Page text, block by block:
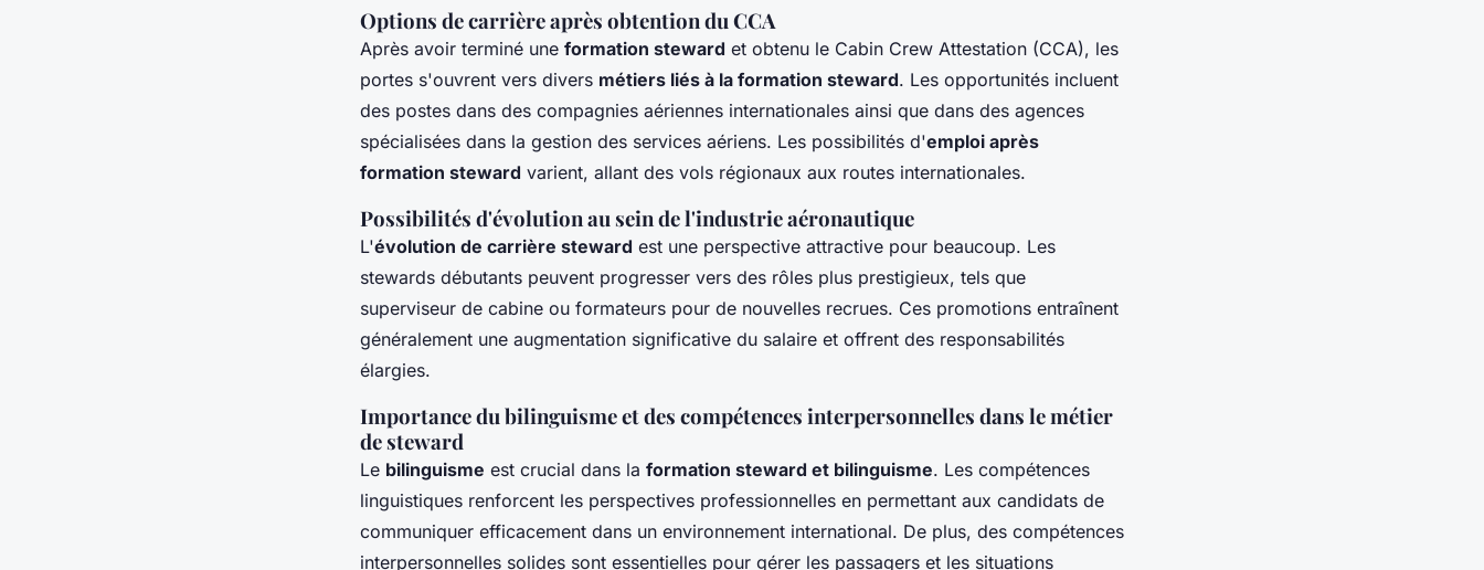
Options de carrière après obtention du CCA
Après avoir terminé une formation steward et obtenu le Cabin Crew Attestation (CCA), les
portes s'ouvrent vers divers métiers liés à la formation steward. Les opportunités incluent
des postes dans des compagnies aériennes internationales ainsi que dans des agences
spécialisées dans la gestion des services aériens. Les possibilités d'emploi après
formation steward varient, allant des vols régionaux aux routes internationales.
Possibilités d'évolution au sein de l'industrie aéronautique
L'évolution de carrière steward est une perspective attractive pour beaucoup. Les
stewards débutants peuvent progresser vers des rôles plus prestigieux, tels que
superviseur de cabine ou formateurs pour de nouvelles recrues. Ces promotions entraînent
généralement une augmentation significative du salaire et offrent des responsabilités
élargies.
Importance du bilinguisme et des compétences interpersonnelles dans le métier
de steward
Le bilinguisme est crucial dans la formation steward et bilinguisme. Les compétences
linguistiques renforcent les perspectives professionnelles en permettant aux candidats de
communiquer efficacement dans un environnement international. De plus, des compétences
interpersonnelles solides sont essentielles pour gérer les passagers et les situations